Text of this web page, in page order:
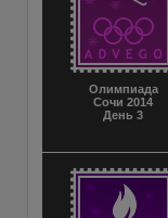
Олимпиада
Сочи 2014
День 3